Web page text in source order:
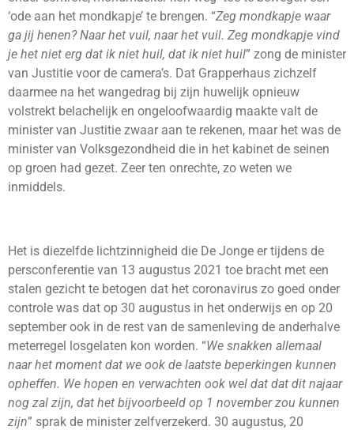
‘ode aan het mondkapje’ te brengen. “Zeg mondkapje waar
ga jij henen? Naar het vuil, naar het vuil. Zeg mondkapje vind
je het niet erg dat ik niet huil, dat ik niet huil” zong de minister
van Justitie voor de camera’s. Dat Grapperhaus zichzelf
daarmee na het wangedrag bij zijn huwelijk opnieuw
volstrekt belachelijk en ongeloofwaardig maakte valt de
minister van Justitie zwaar aan te rekenen, maar het was de
minister van Volksgezondheid die in het kabinet de seinen
op groen had gezet. Zeer ten onrechte, zo weten we
inmiddels.
Het is diezelfde lichtzinnigheid die De Jonge er tijdens de
persconferentie van 13 augustus 2021 toe bracht met een
stalen gezicht te betogen dat het coronavirus zo goed onder
controle was dat op 30 augustus in het onderwijs en op 20
september ook in de rest van de samenleving de anderhalve
meterregel losgelaten kon worden. “We snakken allemaal
naar het moment dat we ook de laatste beperkingen kunnen
opheffen. We hopen en verwachten ook wel dat dat dit najaar
nog zal zijn, dat het bijvoorbeeld op 1 november zou kunnen
zijn” sprak de minister zelfverzekerd. 30 augustus, 20